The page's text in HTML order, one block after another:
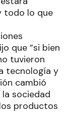
todo lo que
que “si bien
tuvieron
tecnología y
cambió
sociedad
productos